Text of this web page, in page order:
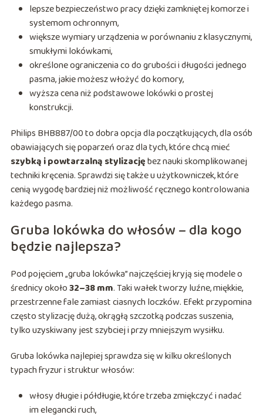
lepsze bezpieczeństwo pracy dzięki zamkniętej komorze i
systemom ochronnym,
większe wymiary urządzenia w porównaniu z klasycznymi,
smukłymi lokówkami,
określone ograniczenia co do grubości i długości jednego
pasma, jakie możesz włożyć do komory,
wyższa cena niż podstawowe lokówki o prostej
konstrukcji.
Philips BHB887/00 to dobra opcja dla początkujących, dla osób
obawiających się poparzeń oraz dla tych, które chcą mieć
szybką i powtarzalną stylizacjębez nauki skomplikowanej
techniki kręcenia. Sprawdzi się także u użytkowniczek, które
cenią wygodę bardziej niż możliwość ręcznego kontrolowania
każdego pasma.
Gruba lokówka do włosów – dla kogo
będzie najlepsza?
Pod pojęciem „gruba lokówka” najczęściej kryją się modele o
średnicy około32–38 mm. Taki wałek tworzy luźne, miękkie,
przestrzenne fale zamiast ciasnych loczków. Efekt przypomina
często stylizację dużą, okrągłą szczotką podczas suszenia,
tylko uzyskiwany jest szybciej i przy mniejszym wysiłku.
Gruba lokówka najlepiej sprawdza się w kilku określonych
typach fryzur i struktur włosów:
włosy długie i półdługie, które trzeba zmiękczyć i nadać
im elegancki ruch,